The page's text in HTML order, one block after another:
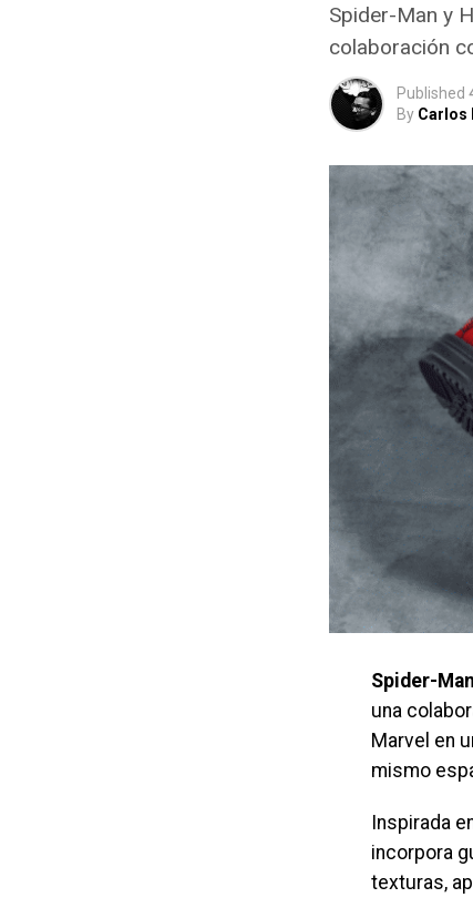
Spider-Man y
colaboración
Published
By Carlos
Spider-
una
Marvel en
mismo
Inspirada
incorpora
texturas,